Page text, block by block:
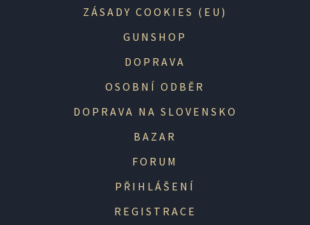
ZÁSADY COOKIES (EU)
GUNSHOP
DOPRAVA
OSOBNÍ ODBĚR
DOPRAVA NA SLOVENSKO
BAZAR
FORUM
PŘIHLÁŠENÍ
REGISTRACE